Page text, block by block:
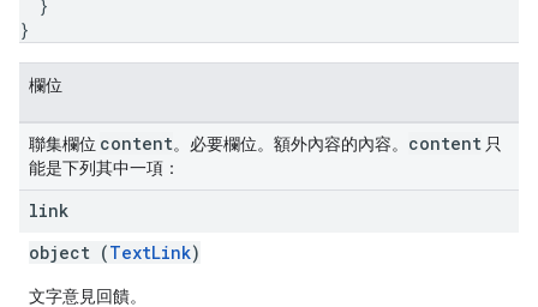
}
}
欄位
聯集欄位 content。必要欄位。額外內容的內容。 content 只
能是下列其中一項：
link
object (TextLink)
文字意見回饋。